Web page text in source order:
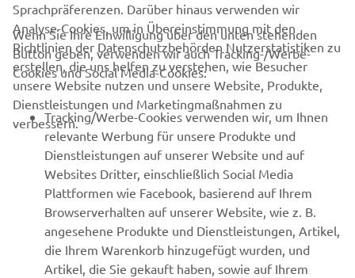
UNTERNEHMEN
B2B
MEHR YAMAHA
SUPPORT
NEWSLETTER
Sprachpräferenzen. Darüber hinaus verwenden wir
Analyse-Cookies, um in Übereinstimmung mit den
Richtlinien der Datenschutzbehörden Nutzerstatistiken zu
erstellen, die uns helfen zu verstehen, wie Besucher
unsere Website nutzen und unsere Website, Produkte,
Dienstleistungen und Marketingmaßnahmen zu
verbessern.
Wenn Sie Ihre Einwilligung über den unten stehenden
Button geben, verwenden wir auch Tracking-/Werbe-
Cookies und Social Media-Cookies:
Tracking/Werbe-Cookies verwenden wir, um Ihnen
relevante Werbung für unsere Produkte und
Dienstleistungen auf unserer Website und auf
Websites Dritter, einschließlich Social Media
Plattformen wie Facebook, basierend auf Ihrem
Browserverhalten auf unserer Website, wie z. B.
angesehene Produkte und Dienstleistungen, Artikel,
die Ihrem Warenkorb hinzugefügt wurden, und
Artikel, die Sie gekauft haben, sowie auf Ihrem